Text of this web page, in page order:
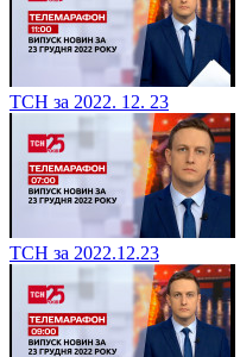
ТСН за 2022. 12. 23
ТСН за 2022.12.23